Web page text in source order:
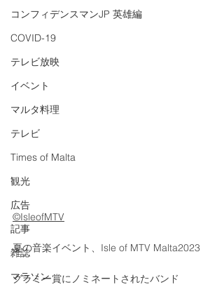
コンフィデンスマンJP 英雄編
COVID-19
テレビ放映
イベント
マルタ料理
テレビ
Times of Malta
観光
広告
記事
雑誌
マラソン
©IsleofMTV
夏の音楽イベント、Isle of MTV Malta2023
グラミー賞にノミネートされたバンド